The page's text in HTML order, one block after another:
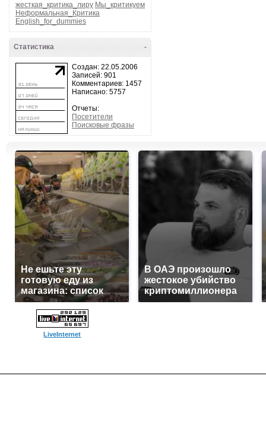
жесткая_критика_лиру Мы_критикуем
Неформальная_Критика
English_for_dummies
-
Статистика
Создан: 22.05.2006
Записей: 901
Комментариев: 1457
Написано: 5757
Отчеты:
Посетители
Поисковые фразы
Не ешьте эту
готовую еду из
магазина: список
В ОАЭ произошло
жестокое убийство
криптомиллионера
LiveInternet